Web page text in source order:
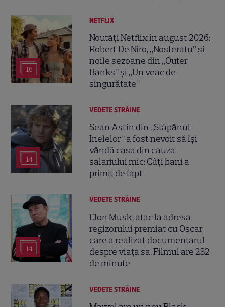
16
NETFLIX
Noutăți Netflix în august 2026:
Robert De Niro, „Nosferatu” și
noile sezoane din „Outer
Banks” și „Un veac de
singurătate”
14
VEDETE STRĂINE
Sean Astin din „Stăpânul
Inelelor” a fost nevoit să își
vândă casa din cauza
salariului mic: Câți bani a
primit de fapt
14
VEDETE STRĂINE
Elon Musk, atac la adresa
regizorului premiat cu Oscar
care a realizat documentarul
despre viața sa. Filmul are 232
de minute
VEDETE STRĂINE